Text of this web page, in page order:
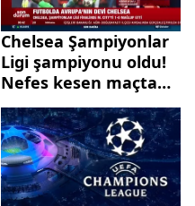
Chelsea Şampiyonlar
Ligi şampiyonu oldu!
Nefes kesen maçta
kazanan Maviler